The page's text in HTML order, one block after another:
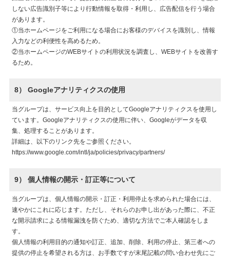
しない広告識別子等により行動情報を取得・利用し、広告配信を行う場合
があります。
①当ホームページをご利用になる場合にお客様のデバイスを識別し、情報
入力などの利便性を高めるため。
②当ホームページのWEBサイトの利用状況を調査し、WEBサイトを改善す
るため。
8） Googleアナリティクスの使用
当グループは、サービス向上を目的としてGoogleアナリティクスを使用し
ています。Googleアナリティクスの使用に伴い、Googleがデータを収
集、処理することがあります。
詳細は、以下のリンク先をご参照ください。
https://www.google.com/intl/ja/policies/privacy/partners/
9） 個人情報の開示・訂正等について
当グループは、個人情報の開示・訂正・利用停止を求められた場合には、
速やかにこれに応じます。ただし、それらのお申し出があった際に、不正
な開示請求による情報漏洩を防ぐため、適切な方法でご本人確認をしま
す。
個人情報の利用目的の通知や訂正、追加、削除、利用の停止、第三者への
提供の停止を希望される方は、お手数ですが末尾記載の問い合わせ先にご